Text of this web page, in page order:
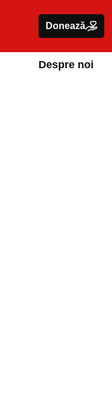
Donează
Despre noi